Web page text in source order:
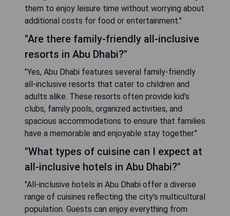
them to enjoy leisure time without worrying about
additional costs for food or entertainment."
"Are there family-friendly all-inclusive
resorts in Abu Dhabi?"
"Yes, Abu Dhabi features several family-friendly
all-inclusive resorts that cater to children and
adults alike. These resorts often provide kid's
clubs, family pools, organized activities, and
spacious accommodations to ensure that families
have a memorable and enjoyable stay together."
"What types of cuisine can I expect at
all-inclusive hotels in Abu Dhabi?"
"All-inclusive hotels in Abu Dhabi offer a diverse
range of cuisines reflecting the city's multicultural
population. Guests can enjoy everything from